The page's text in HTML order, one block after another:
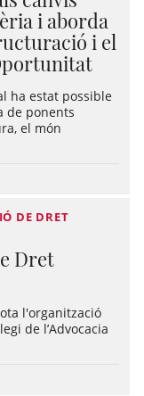
i aborda
i el
ha estat possible
de ponents
el món
DE DRET
Dret
l'organització
de l’Advocacia